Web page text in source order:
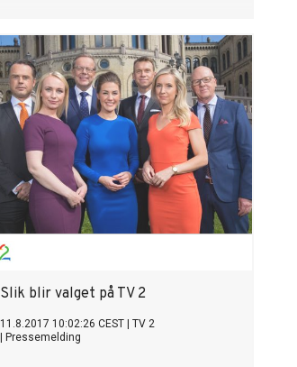
Slik blir valget på TV 2
11.8.2017 10:02:26 CEST
TV 2
Pressemelding